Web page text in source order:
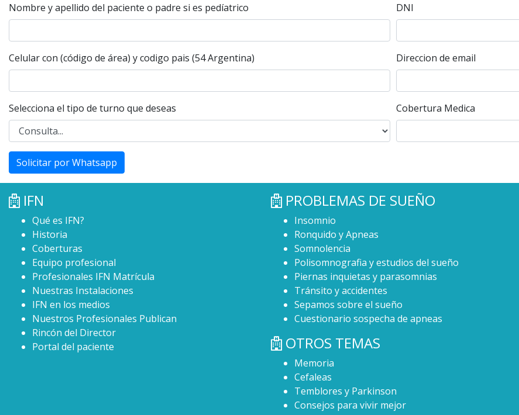
Nombre y apellido del paciente o padre si es pedíatrico DNI
Celular con (código de área) y codigo pais (54 Argentina) Direccion de email
Selecciona el tipo de turno que deseas Cobertura Medica
Solicitar por Whatsapp
IFN
Qué es IFN?
Historia
Coberturas
Equipo profesional
Profesionales IFN Matrícula
Nuestras Instalaciones
IFN en los medios
Nuestros Profesionales Publican
Rincón del Director
Portal del paciente
PROBLEMAS DE SUEÑO
Insomnio
Ronquido y Apneas
Somnolencia
Polisomnografia y estudios del sueño
Piernas inquietas y parasomnias
Tránsito y accidentes
Sepamos sobre el sueño
Cuestionario sospecha de apneas
OTROS TEMAS
Memoria
Cefaleas
Temblores y Parkinson
Consejos para vivir mejor